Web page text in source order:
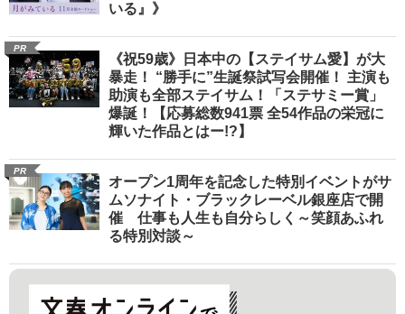
いる』》
PR
《祝59歳》日本中の【ステイサム愛】が大
暴走！ “勝手に”生誕祭試写会開催！ 主演も
助演も全部ステイサム！「ステサミー賞」
爆誕！【応募総数941票 全54作品の栄冠に
輝いた作品とはー!?】
PR
オープン1周年を記念した特別イベントがサ
ムソナイト・ブラックレーベル銀座店で開
催 仕事も人生も自分らしく～笑顔あふれ
る特別対談～